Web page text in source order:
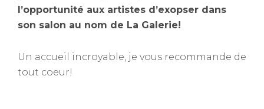
l’opportunité aux artistes d’exopser dans
son salon au nom de La Galerie!
Un accueil incroyable, je vous recommande de
tout coeur!